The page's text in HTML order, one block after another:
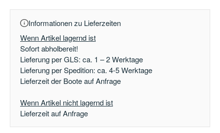
Informationen zu Lieferzeiten
Wenn Artikel lagernd ist
Sofort abholbereit!
Lieferung per GLS: ca. 1 – 2 Werktage
Lieferung per Spedition: ca. 4-5 Werktage
Lieferzeit der Boote auf Anfrage
Wenn Artikel nicht lagernd ist
Lieferzeit auf Anfrage